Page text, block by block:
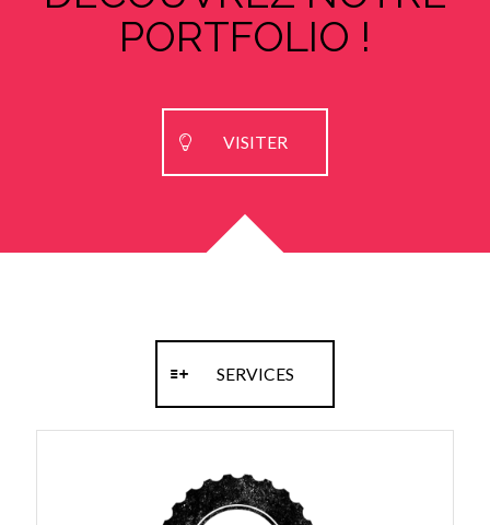
PORTFOLIO !
VISITER
SERVICES